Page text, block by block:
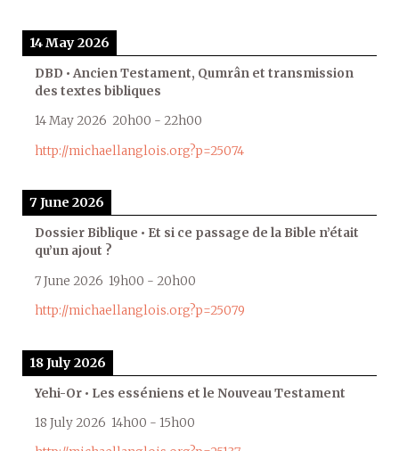
14 May 2026
DBD • Ancien Testament, Qumrân et transmission
des textes bibliques
14 May 2026 20h00 - 22h00
http://michaellanglois.org?p=25074
7 June 2026
Dossier Biblique • Et si ce passage de la Bible n’était
qu’un ajout ?
7 June 2026 19h00 - 20h00
http://michaellanglois.org?p=25079
18 July 2026
Yehi-Or • Les esséniens et le Nouveau Testament
18 July 2026 14h00 - 15h00